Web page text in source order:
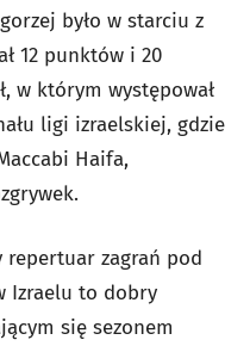
było w starciu z
12 punktów i 20
w którym występował
ligi izraelskiej, gdzie
Haifa,
repertuar zagrań pod
Izraelu to dobry
się sezonem